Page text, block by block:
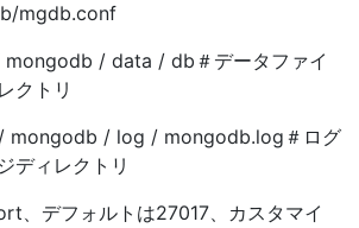
mgdb.conf
/ data / db＃データファイ
クトリ
mongodb / log / mongodb.log＃ログ
ディレクトリ
、デフォルトは27017、カスタマイ